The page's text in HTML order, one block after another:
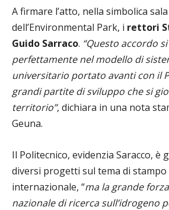
A firmare l’atto, nella simbolica
dell’Environmental Park, i rettori
Guido Sarraco. “Questo accordo
perfettamente nel modello di
universitario portato avanti con il
grandi partite di sviluppo che si
territorio”, dichiara in una nota
Geuna.
Il Politecnico, evidenzia Saracco, è
diversi progetti sul tema di stampo
internazionale, “ma la grande
nazionale di ricerca sull’idrogeno